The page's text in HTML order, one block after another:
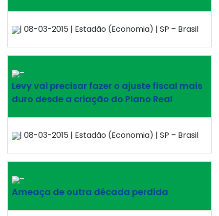
| 08-03-2015 | Estadão (Economia) | SP – Brasil
–
Levy vai precisar fazer o ajuste fiscal mais
duro desde a criação do Plano Real
| 08-03-2015 | Estadão (Economia) | SP – Brasil
–
Ameaça de outra década perdida